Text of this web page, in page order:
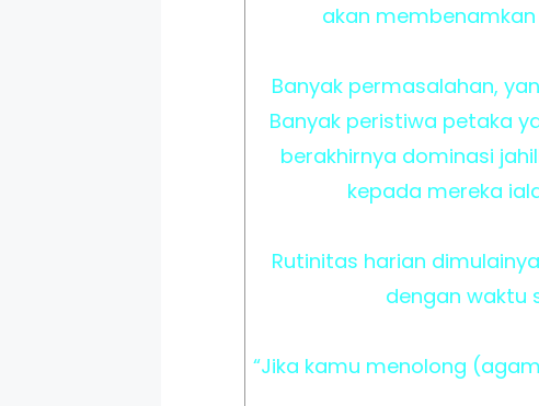
akan membenamkan
Banyak permasalahan,
Banyak peristiwa petaka
berakhirnya dominasi
kepada mereka
Rutinitas harian
dengan waktu
“Jika kamu menolong